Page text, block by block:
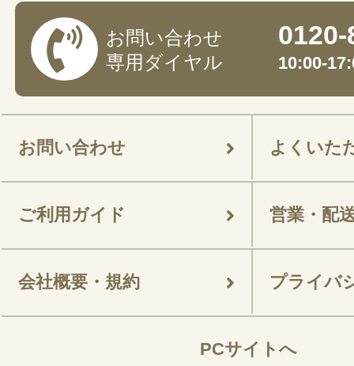
お問い合わせ
専用ダイヤル
10:00-
お問い合わせ よくいた
ご利用ガイド 営業・配
会社概要・規約 プライバ
PCサイトへ